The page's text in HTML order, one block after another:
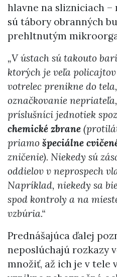
hlavne na slizniciach –
sú tábory obranných
prehltnutým
„V ústach sú takouto
ktorých je veľa
votrelec prenikne do
označkovanie
príslušníci jednotiek
chemické zbrane
priamo špeciálne
zničenie). Niekedy sú
oddielov v neprospech
Napríklad, niekedy sa
spod kontroly a na
vzbúria.“
Prednášajúca ďalej
neposlúchajú rozkazy
množiť, až ich je v tele